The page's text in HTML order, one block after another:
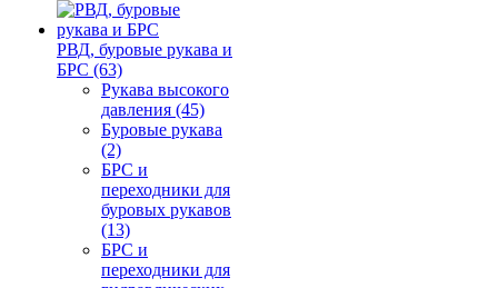
РВД, буровые рукава и
БРС (63)
Рукава высокого
давления (45)
Буровые рукава
(2)
БРС и
переходники для
буровых рукавов
(13)
БРС и
переходники для